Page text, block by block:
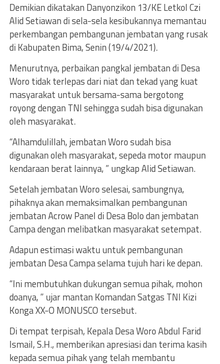
Demikian dikatakan Danyonzikon 13/KE Letkol Czi
Alid Setiawan di sela-sela kesibukannya memantau
perkembangan pembangunan jembatan yang rusak
di Kabupaten Bima, Senin (19/4/2021).
Menurutnya, perbaikan pangkal jembatan di Desa
Woro tidak terlepas dari niat dan tekad yang kuat
masyarakat untuk bersama-sama bergotong
royong dengan TNI sehingga sudah bisa digunakan
oleh masyarakat.
“Alhamdulillah, jembatan Woro sudah bisa
digunakan oleh masyarakat, sepeda motor maupun
kendaraan berat lainnya, ” ungkap Alid Setiawan.
Setelah jembatan Woro selesai, sambungnya,
pihaknya akan memaksimalkan pembangunan
jembatan Acrow Panel di Desa Bolo dan jembatan
Campa dengan melibatkan masyarakat setempat.
Adapun estimasi waktu untuk pembangunan
jembatan Desa Campa selama tujuh hari ke depan.
“Ini membutuhkan dukungan semua pihak, mohon
doanya, ” ujar mantan Komandan Satgas TNI Kizi
Konga XX-O MONUSCO tersebut.
Di tempat terpisah, Kepala Desa Woro Abdul Farid
Ismail, S.H., memberikan apresiasi dan terima kasih
kepada semua pihak yang telah membantu